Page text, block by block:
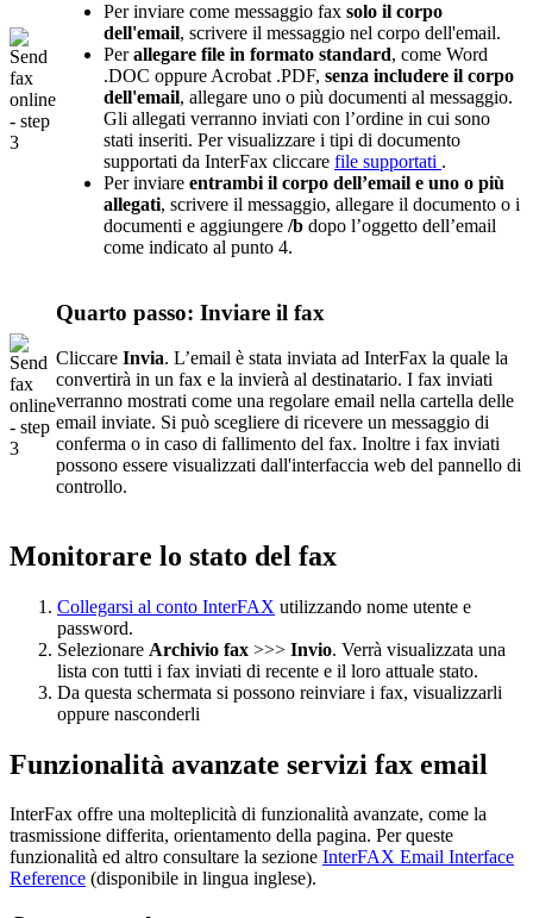
Per inviare come messaggio fax solo il corpo
dell'email, scrivere il messaggio nel corpo dell'email.
Perallegare file in formato standard, come Word
.DOC oppure Acrobat .PDF, senza includere il corpo
dell'email, allegare uno o più documenti al messaggio.
Gli allegati verranno inviati con l’ordine in cui sono
stati inseriti. Per visualizzare i tipi di documento
supportati da InterFax cliccare file supportati .
Per inviare entrambi il corpo dell’email e uno o più
allegati, scrivere il messaggio, allegare il documento o i
documenti e aggiungere /b dopo l’oggetto dell’email
come indicato al punto 4.
Quarto passo: Inviare il fax
Cliccare Invia. L’email è stata inviata ad InterFax la quale la
convertirà in un fax e la invierà al destinatario. I fax inviati
verranno mostrati come una regolare email nella cartella delle
email inviate. Si può scegliere di ricevere un messaggio di
conferma o in caso di fallimento del fax. Inoltre i fax inviati
possono essere visualizzati dall'interfaccia web del pannello di
controllo.
Monitorare lo stato del fax
Collegarsi al conto InterFAX utilizzando nome utente e
password.
Selezionare Archivio fax >>> Invio. Verrà visualizzata una
lista con tutti i fax inviati di recente e il loro attuale stato.
Da questa schermata si possono reinviare i fax, visualizzarli
oppure nasconderli
Funzionalità avanzate servizi fax email
InterFax offre una molteplicità di funzionalità avanzate, come la
trasmissione differita, orientamento della pagina. Per queste
funzionalità ed altro consultare la sezione InterFAX Email Interface
Reference (disponibile in lingua inglese).